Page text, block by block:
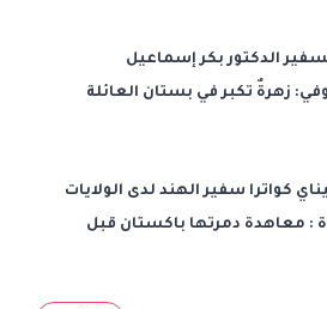
الدكتور بكر إسماعيل
زهرةٌ تكبر في بستان العائلة
كواترا سفير الهند لدى الولايات
: معاهدة دمرتها باكستان قبل